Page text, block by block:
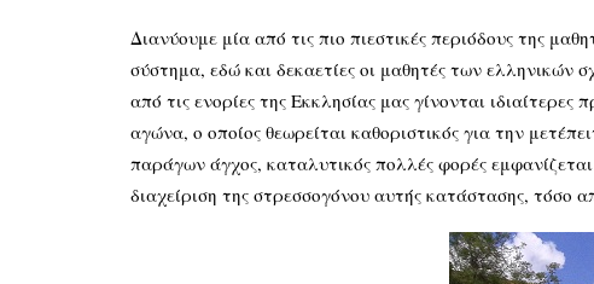
Διανύουμε μία από τις πιο πιεστικές περιόδους της
σύστημα, εδώ και δεκαετίες οι μαθητές των ελληνικών
από τις ενορίες της Εκκλησίας μας γίνονται
αγώνα, ο οποίος θεωρείται καθοριστικός για την
παράγων άγχος, καταλυτικός πολλές φορές εμφανίζεται
διαχείριση της στρεσσογόνου αυτής κατάστασης, τόσο